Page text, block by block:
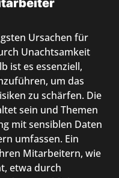
Ursachen für
Unachtsamkeit
ist es essenziell,
um das
zu schärfen. Die
sein und Themen
mit sensiblen Daten
umfassen. Ein
Mitarbeitern, wie
etwa durch